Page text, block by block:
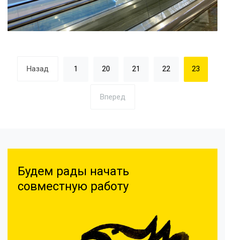
Назад 1 20 21 22 23
Вперед
Будем рады начать
совместную работу